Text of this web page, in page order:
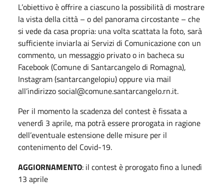
L’obiettivo è offrire a ciascuno la possibilità di mostrare
la vista della città – o del panorama circostante – che
si vede da casa propria: una volta scattata la foto, sarà
sufficiente inviarla ai Servizi di Comunicazione con un
commento, un messaggio privato o in bacheca su
Facebook (Comune di Santarcangelo di Romagna),
Instagram (santarcangelopiu) oppure via mail
all’indirizzo social@comune.santarcangelo.rn.it.
Per il momento la scadenza del contest è fissata a
venerdì 3 aprile, ma potrà essere prorogata in ragione
dell’eventuale estensione delle misure per il
contenimento del Covid-19.
AGGIORNAMENTO: il contest è prorogato fino a lunedì
13 aprile